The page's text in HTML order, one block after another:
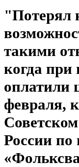
"Потерял
такими
когда при
оплатили
февраля,
России по